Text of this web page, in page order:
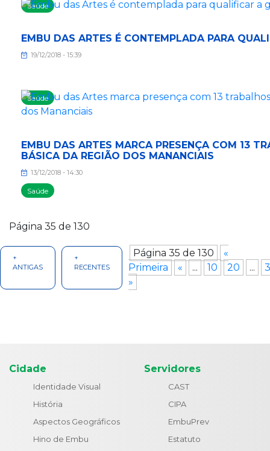
Saúde
Saúde
EMBU DAS ARTES É CONTEMPLADA PARA
19/12/2018 - 15:39
Saúde
EMBU DAS ARTES MARCA PRESENÇA COM 13
BÁSICA DA REGIÃO DOS MANANCIAIS
13/12/2018 - 14:30
Página 35 de 130
+
ANTIGAS
+
RECENTES
Página 35 de 130
«
Primeira
« ... 10 20 ...
»
Cidade
Identidade Visual
História
Aspectos Geográficos
Hino de Embu
Servidores
CAST
CIPA
EmbuPrev
Estatuto